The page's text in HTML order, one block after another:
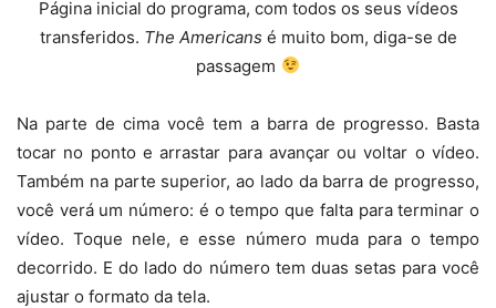
Página inicial do programa, com todos os seus vídeos
transferidos. The Americans é muito bom, diga-se de
passagem
Na parte de cima você tem a barra de progresso. Basta
tocar no ponto e arrastar para avançar ou voltar o vídeo.
Também na parte superior, ao lado da barra de progresso,
você verá um número: é o tempo que falta para terminar o
vídeo. Toque nele, e esse número muda para o tempo
decorrido. E do lado do número tem duas setas para você
ajustar o formato da tela.